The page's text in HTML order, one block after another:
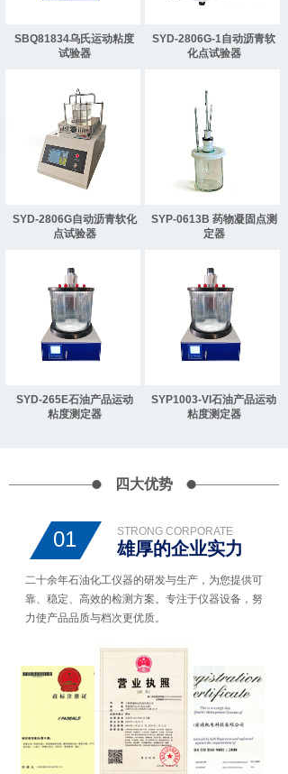
SBQ81834乌氏运动粘度
试验器
SYD-2806G-1自动沥青软
化点试验器
SYD-2806G自动沥青软化
点试验器
SYP-0613B 药物凝固点测
定器
SYD-265E石油产品运动
粘度测定器
SYP1003-VI石油产品运动
粘度测定器
四大优势
01 STRONG CORPORATE
雄厚的企业实力
二十余年石油化工仪器的研发与生产，为您提供可
靠、稳定、高效的检测方案。专注于仪器设备，努
力使产品品质与档次更优质。